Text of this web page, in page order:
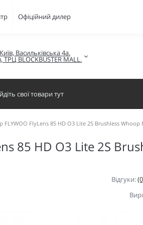
Офіційний дилер
Київ, Васильківська 4а.
ТРЦ BLOCKBUSTER MALL.
FLYWOO FlyLens 85 HD O3 Lite 2S Brushless Whoop
85 HD O3 Lite 2S
Відгуки: